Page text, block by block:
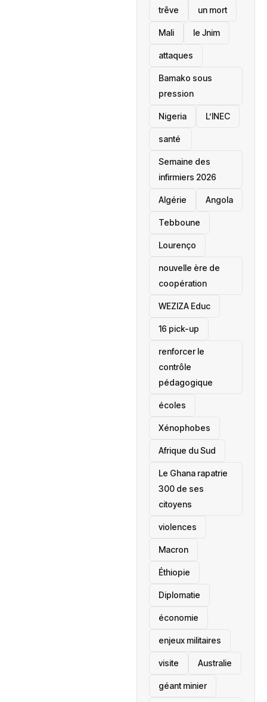
trêve un mort
Mali le Jnim
attaques
Bamako sous
pression
‎Nigeria L’INEC
santé ‎
Semaine des
infirmiers 2026
‎Algérie Angola
Tebboune
Lourenço
nouvelle ère de
coopération
‎WEZIZA Educ
16 pick-up
renforcer le
contrôle
pédagogique
écoles
‎Xénophobes
Afrique du Sud
Le Ghana rapatrie
300 de ses
citoyens
violences
Macron
Éthiopie
Diplomatie
économie
enjeux militaires
visite ‎Australie
géant minier